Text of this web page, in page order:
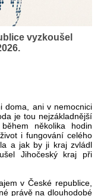
vyzkoušel
doma, ani v nemocnici
je tou nejzákladnější
několika hodin
i fungování celého
a jak by ji kraj zvládl
Jihočeský kraj při
v České republice,
právě na dlouhodobé